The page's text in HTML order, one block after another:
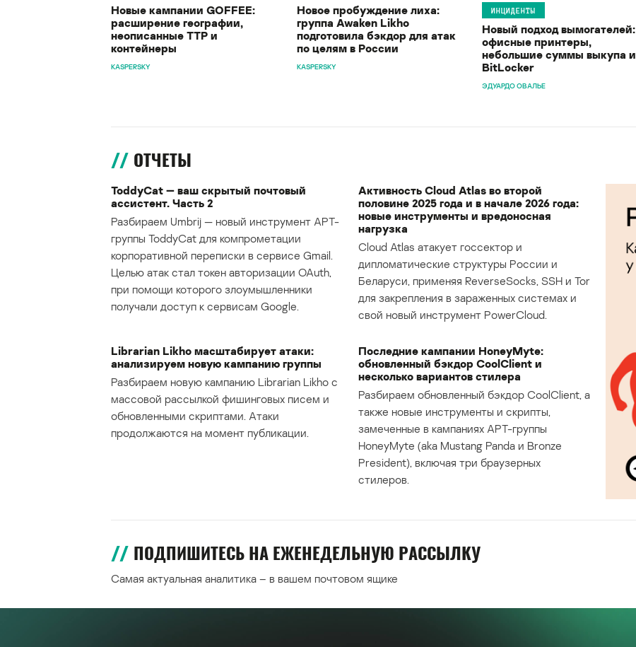
Новые кампании GOFFEE:
расширение географии,
неописанные TTP и
контейнеры
KASPERSKY
Новое пробуждение лиха:
группа Awaken Likho
подготовила бэкдор для атак
по целям в России
KASPERSKY
ИНЦИДЕНТЫ
Новый подход вымогателей:
офисные принтеры,
небольшие суммы выкупа и
BitLocker
ЭДУАРДО ОВАЛЬЕ
ОТЧЕТЫ
ToddyCat — ваш скрытый почтовый
ассистент. Часть 2
Разбираем Umbrij — новый инструмент APT-
группы ToddyCat для компрометации
корпоративной переписки в сервисе Gmail.
Целью атак стал токен авторизации OAuth,
при помощи которого злоумышленники
получали доступ к сервисам Google.
Активность Cloud Atlas во второй
половине 2025 года и в начале 2026 года:
новые инструменты и вредоносная
нагрузка
Cloud Atlas атакует госсектор и
дипломатические структуры России и
Беларуси, применяя ReverseSocks, SSH и Tor
для закрепления в зараженных системах и
свой новый инструмент PowerCloud.
Librarian Likho масштабирует атаки:
анализируем новую кампанию группы
Разбираем новую кампанию Librarian Likho с
массовой рассылкой фишинговых писем и
обновленными скриптами. Атаки
продолжаются на момент публикации.
Последние кампании HoneyMyte:
обновленный бэкдор CoolClient и
несколько вариантов стилера
Разбираем обновленный бэкдор CoolClient, а
также новые инструменты и скрипты,
замеченные в кампаниях APT-группы
HoneyMyte (aka Mustang Panda и Bronze
President), включая три браузерных
стилеров.
ПОДПИШИТЕСЬ НА ЕЖЕНЕДЕЛЬНУЮ РАССЫЛКУ
Самая актуальная аналитика – в вашем почтовом ящике